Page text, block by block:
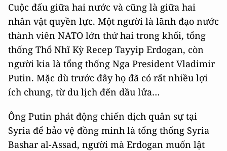
Cuộc đấu giữa hai nước và cũng là giữa hai
nhân vật quyền lực. Một người là lãnh đạo nước
thành viên NATO lớn thứ hai trong khối, tổng
thống Thổ Nhĩ Kỳ Recep Tayyip Erdogan, còn
người kia là tổng thống Nga President Vladimir
Putin. Mặc dù trước đây họ đã có rất nhiều lợi
ích chung, từ du lịch đến dầu lửa…
Ông Putin phát động chiến dịch quân sự tại
Syria để bảo vệ đồng minh là tổng thống Syria
Bashar al-Assad, người mà Erdogan muốn lật